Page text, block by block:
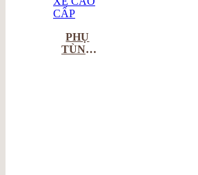
PHỤ
TÙNG